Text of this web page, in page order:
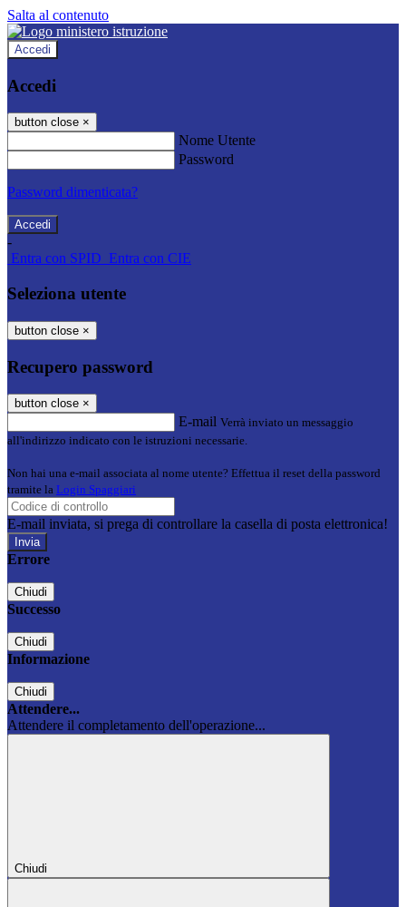
Salta al contenuto
Accedi
Accedi
button close ×
Nome Utente
Password
Password dimenticata?
-
Entra con SPID Entra con CIE
Seleziona utente
button close ×
Recupero password
button close ×
E-mail Verrà inviato un messaggio
all'indirizzo indicato con le istruzioni necessarie.
Non hai una e-mail associata al nome utente? Effettua il reset della password
tramite la Login Spaggiari
E-mail inviata, si prega di controllare la casella di posta elettronica!
Errore
Chiudi
Successo
Chiudi
Informazione
Chiudi
Attendere...
Attendere il completamento dell'operazione...
Chiudi